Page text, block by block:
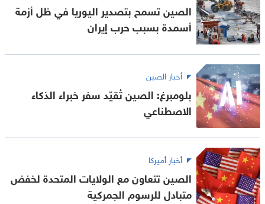
الصين تسمح بتصدير اليوريا في ظل أزمة
أسمدة بسبب حرب إيران
أخبار الصين
بلومبرغ: الصين تُقيّد سفر خبراء الذكاء
الاصطناعي
أخبار أميركا
الصين تتعاون مع الولايات المتحدة لخفض
متبادل للرسوم الجمركية